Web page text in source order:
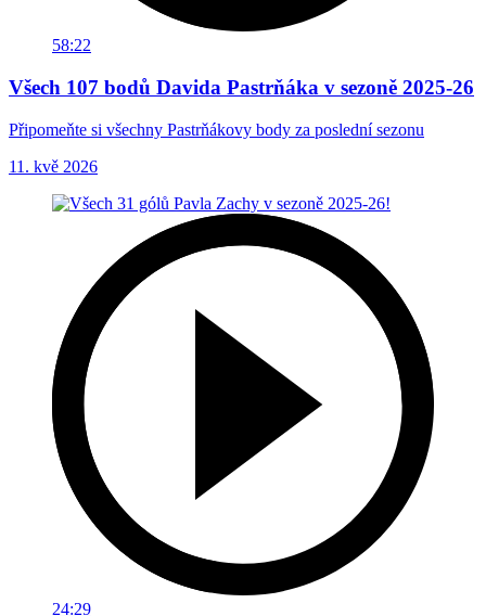
58:22
Všech 107 bodů Davida Pastrňáka v sezoně 2025-26
Připomeňte si všechny Pastrňákovy body za poslední sezonu
11. kvě 2026
24:29